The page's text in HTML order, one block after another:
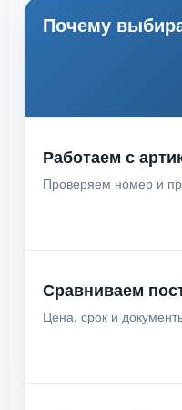
Почему
Работаем с
Проверяем номер и
Сравниваем
Цена, срок и